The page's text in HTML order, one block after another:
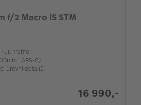
f/2 Macro IS STM
frame
: APS-C)
úrovní detailů
16 990,-